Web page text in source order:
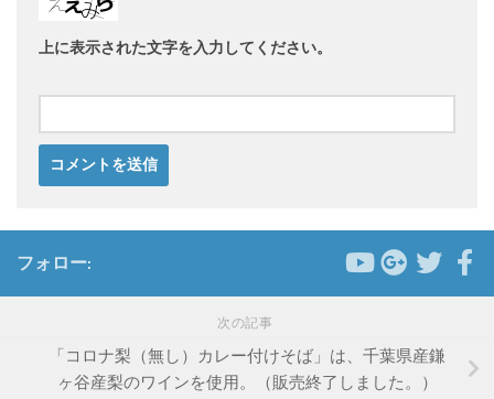
上に表示された文字を入力してください。
フォロー:
次の記事
「コロナ梨（無し）カレー付けそば」は、千葉県産鎌
ヶ谷産梨のワインを使用。（販売終了しました。）